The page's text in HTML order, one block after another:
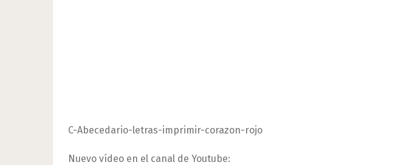
C-Abecedario-letras-imprimir-corazon-rojo
Nuevo vídeo en el canal de Youtube: